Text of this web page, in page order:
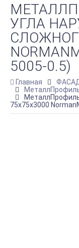
УГЛА
5005-0.5)
Главная ФАСАД
75х75х3000